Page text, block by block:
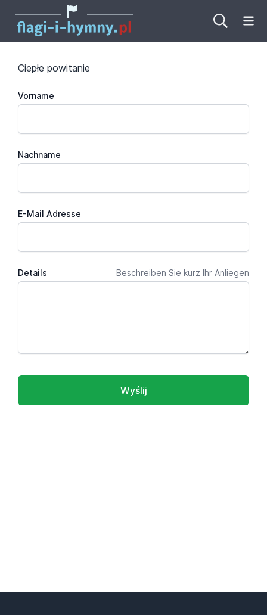
Ciepłe powitanie
Vorname
Nachname
E-Mail Adresse
Details Beschreiben Sie kurz Ihr Anliegen
Wyślij